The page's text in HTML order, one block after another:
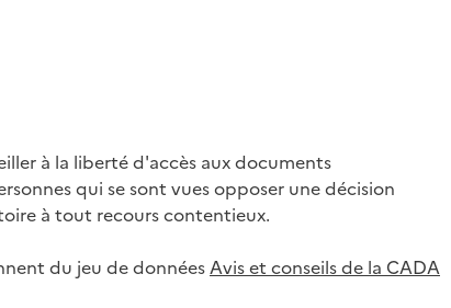
à la liberté d'accès aux documents
qui se sont vues opposer une décision
à tout recours contentieux.
du jeu de donnéesAvis et conseils de la CADA